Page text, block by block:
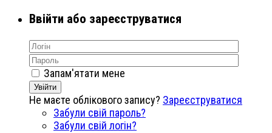
Ввійти або зареєструватися
Запам'ятати мене
Увійти
Не маєте облікового запису? Зареєструватися
Забули свій пароль?
Забули свій логін?